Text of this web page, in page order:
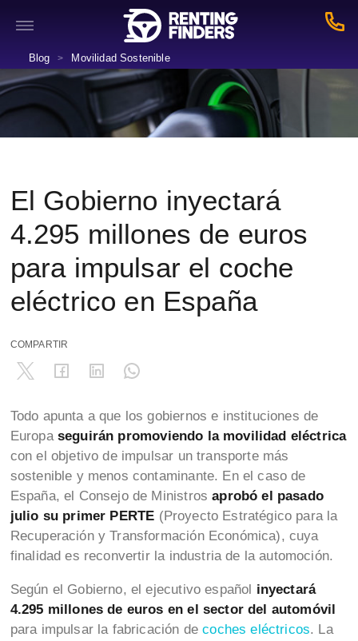
Blog > Movilidad Sostenible
El Gobierno inyectará
4.295 millones de euros
para impulsar el coche
eléctrico en España
COMPARTIR
Todo apunta a que los gobiernos e instituciones de
Europa seguirán promoviendo la movilidad eléctrica
con el objetivo de impulsar un transporte más
sostenible y menos contaminante. En el caso de
España, el Consejo de Ministrosaprobó el pasado
julio su primer PERTE (Proyecto Estratégico para la
Recuperación y Transformación Económica), cuya
finalidad es reconvertir la industria de la automoción.
Según el Gobierno, el ejecutivo español inyectará
4.295 millones de euros en el sector del automóvil
para impulsar la fabricación decoches eléctricos. La